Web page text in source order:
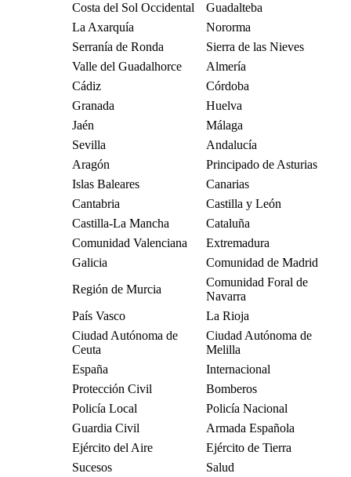
Costa del Sol Occidental
Guadalteba
La Axarquía
Nororma
Serranía de Ronda
Sierra de las Nieves
Valle del Guadalhorce
Almería
Cádiz
Córdoba
Granada
Huelva
Jaén
Málaga
Sevilla
Andalucía
Aragón
Principado de Asturias
Islas Baleares
Canarias
Cantabria
Castilla y León
Castilla-La Mancha
Cataluña
Comunidad Valenciana
Extremadura
Galicia
Comunidad de Madrid
Región de Murcia
Comunidad Foral de
Navarra
País Vasco
La Rioja
Ciudad Autónoma de
Ceuta
Ciudad Autónoma de
Melilla
España
Internacional
Protección Civil
Bomberos
Policía Local
Policía Nacional
Guardia Civil
Armada Española
Ejército del Aire
Ejército de Tierra
Sucesos
Salud